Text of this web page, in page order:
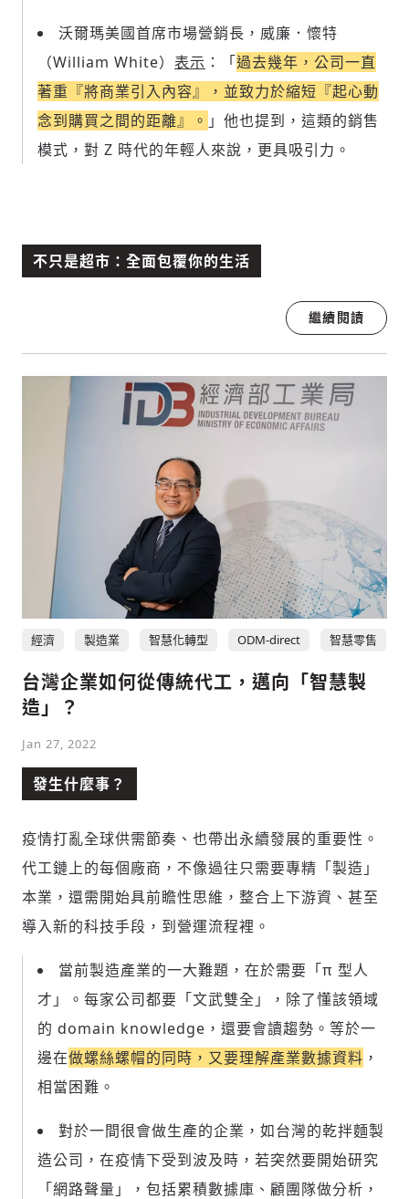
沃爾瑪美國首席市場營銷長，威廉．懷特
（William White） 表示 ：「過去幾年，公司一直
著重『將商業引入內容』，並致力於縮短『起心動
念到購買之間的距離』。 」他也提到，這類的銷售
模式，對 Z 時代的年輕人來說，更具吸引力。
不只是超市：全面包覆你的生活
繼續閱讀
經濟 製造業 智慧化轉型 ODM-direct 智慧零售
台灣企業如何從傳統代工，邁向「智慧製
造」？
Jan 27, 2022
發生什麼事？
疫情打亂全球供需節奏、也帶出永續發展的重要性。
代工鏈上的每個廠商，不像過往只需要專精「製造」
本業，還需開始具前瞻性思維，整合上下游資、甚至
導入新的科技手段，到營運流程裡。
當前製造產業的一大難題，在於需要「π 型人
才」。每家公司都要「文武雙全」，除了懂該領域
的 domain knowledge，還要會讀趨勢。等於一
邊在做螺絲螺帽的同時，又要理解產業數據資料 ，
相當困難。
對於一間很會做生產的企業，如台灣的乾拌麵製
造公司，在疫情下受到波及時，若突然要開始研究
「網路聲量」，包括累積數據庫、顧團隊做分析，